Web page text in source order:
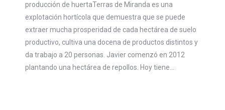
producción de huertaTerras de Miranda es una
explotación hortícola que demuestra que se puede
extraer mucha prosperidad de cada hectárea de suelo
productivo, cultiva una docena de productos distintos y
da trabajo a 20 personas. Javier comenzó en 2012
plantando una hectárea de repollos. Hoy tiene…